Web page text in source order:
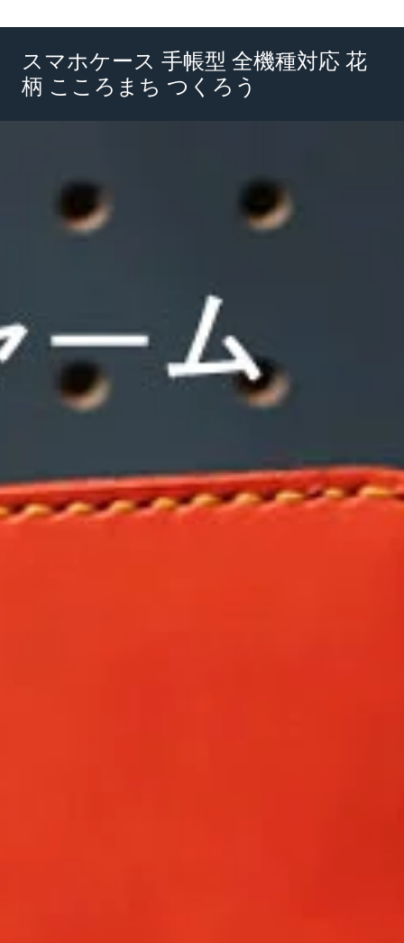
スマホケース 手帳型 全機種対応 花
柄 こころまち つくろう